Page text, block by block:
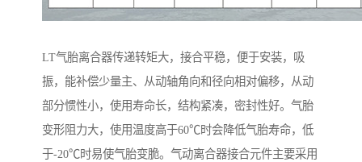
LT气胎离合器传递转矩大，接合平稳，便于安装，吸
振，能补偿少量主、从动轴角向和径向相对偏移，从动
部分惯性小，使用寿命长，结构紧凑，密封性好。气胎
变形阻力大，使用温度高于60℃时会降低气胎寿命，低
于-20℃时易使气胎变脆。气动离合器接合元件主要采用